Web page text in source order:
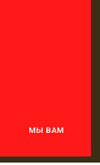
МЫ ВАМ